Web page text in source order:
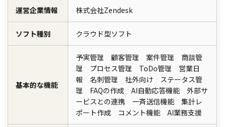
運営企業情報 株式会社Zendesk
ソフト種別 クラウド型ソフト
基本的な機能
予実管理 顧客管理 案件管理 商談管
理 プロセス管理 ToDo管理 営業日
報 名刺管理 社外向け ステータス管
理 FAQの作成 AI自動応答機能 外部サ
ービスとの連携 一斉送信機能 集計レ
ポート作成 コメント機能 AI業務支援